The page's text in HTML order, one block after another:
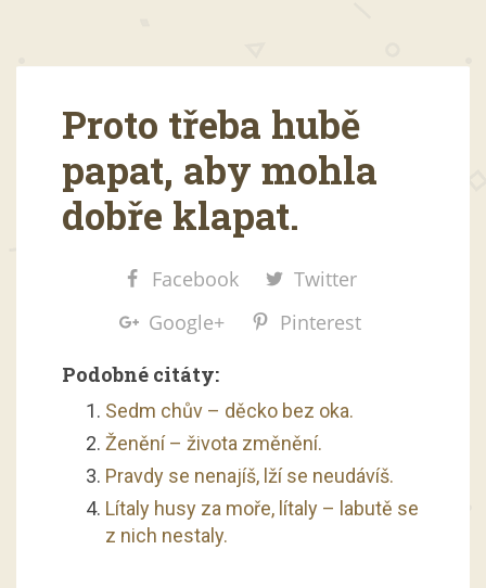
Proto třeba hubě
papat, aby mohla
dobře klapat.
Facebook
Twitter
Google+
Pinterest
Podobné citáty:
Sedm chův – děcko bez oka.
Ženění – života změnění.
Pravdy se nenajíš, lží se neudávíš.
Lítaly husy za moře, lítaly – labutě se
z nich nestaly.